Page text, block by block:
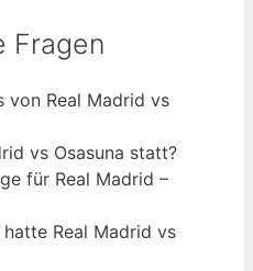
Fragen
von Real Madrid vs
vs Osasuna statt?
für Real Madrid –
Real Madrid vs